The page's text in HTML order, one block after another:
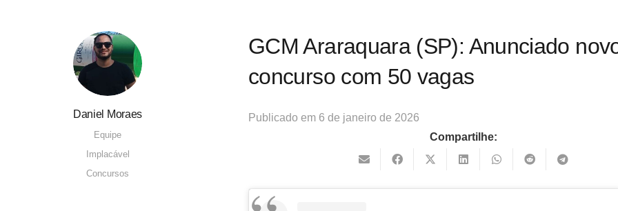
Daniel Moraes
Equipe
Implacável
Concursos
GCM Araraquara (SP): Anunciado
concurso com 50 vagas
Publicado em 6 de janeiro de 2026
Compartilhe: